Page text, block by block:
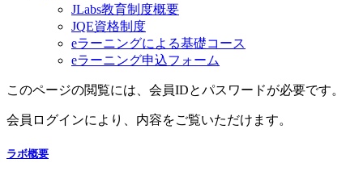
JLabs教育制度概要
JQE資格制度
eラーニングによる基礎コース
eラーニング申込フォーム
このページの閲覧には、会員IDとパスワードが必要です。
会員ログインにより、内容をご覧いただけます。
ラボ概要